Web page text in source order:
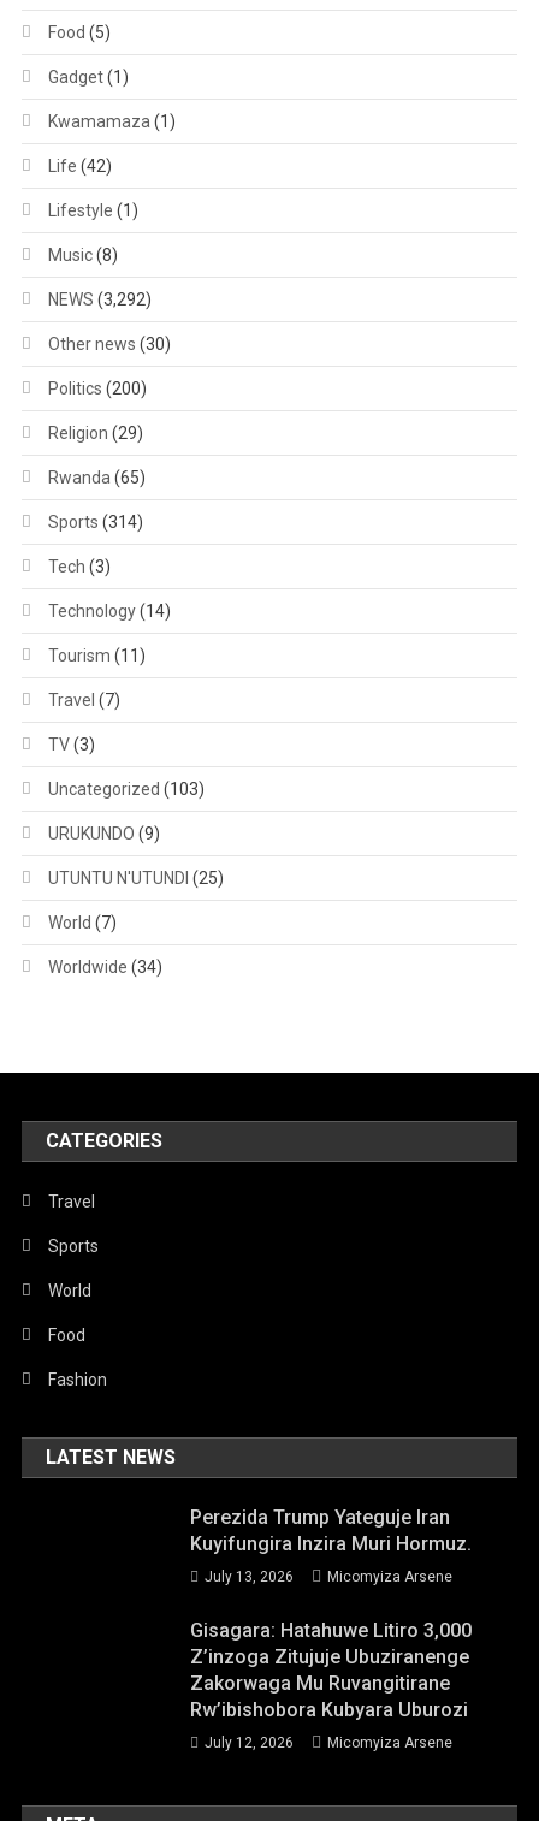
Food (5)
Gadget(1)
Kwamamaza (1)
Life (42)
Lifestyle (1)
Music(8)
NEWS (3,292)
Other news (30)
Politics (200)
Religion (29)
Rwanda (65)
Sports (314)
Tech (3)
Technology(14)
Tourism (11)
Travel (7)
TV(3)
Uncategorized (103)
URUKUNDO (9)
UTUNTU N'UTUNDI (25)
World (7)
Worldwide (34)
CATEGORIES
Travel
Sports
World
Food
Fashion
LATEST NEWS
Perezida Trump Yateguje Iran
Kuyifungira Inzira Muri Hormuz.
July 13, 2026 Micomyiza Arsene
Gisagara: Hatahuwe Litiro 3,000
Z’inzoga Zitujuje Ubuziranenge
Zakorwaga Mu Ruvangitirane
Rw’ibishobora Kubyara Uburozi
July 12, 2026 Micomyiza Arsene